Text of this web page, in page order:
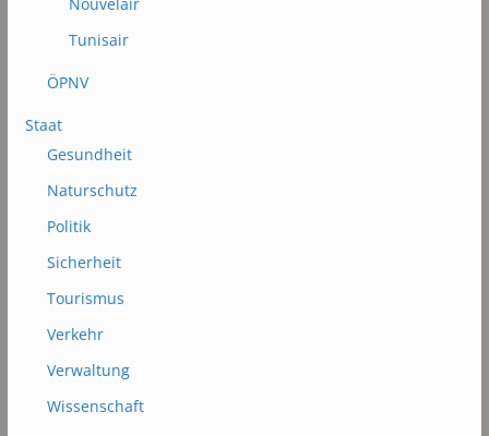
Tunisair
ÖPNV
Staat
Gesundheit
Naturschutz
Politik
Sicherheit
Tourismus
Verkehr
Verwaltung
Wissenschaft